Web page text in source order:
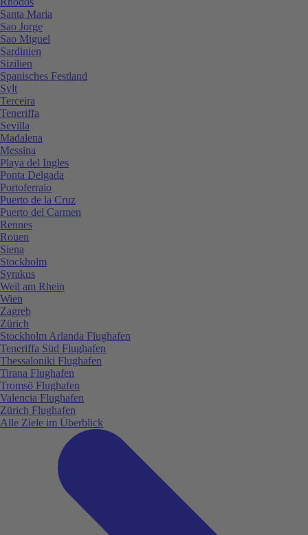
Santa Maria
Sao Jorge
Sao Miguel
Sardinien
Sizilien
Spanisches Festland
Sylt
Terceira
Teneriffa
Sevilla
Madalena
Messina
Playa del Ingles
Ponta Delgada
Portoferraio
Puerto de la Cruz
Puerto del Carmen
Rennes
Rouen
Siena
Stockholm
Syrakus
Weil am Rhein
Wien
Zagreb
Zürich
Stockholm Arlanda Flughafen
Teneriffa Süd Flughafen
Thessaloniki Flughafen
Tirana Flughafen
Tromsö Flughafen
Valencia Flughafen
Zürich Flughafen
Alle Ziele im Überblick